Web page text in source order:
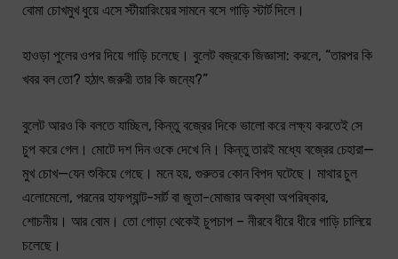
বোমা চোখমুখ ধুয়ে এসে স্টীয়ারিংয়ের সামনে বসে গাড়ি স্টার্ট দিলে।
হাওড়া পুলের ওপর দিয়ে গাড়ি চলেছে। বুলেট বজ্রকে জিজ্ঞাসা: করলে, “তারপর কি
খবর বল তো? হঠাৎ জরুরী তার কি জন্যে?”
বুলেট আরও কি বলতে যাচ্ছিল, কিন্তু বজ্রের দিকে ভালো করে লক্ষ্য করতেই সে
চুপ করে গেল। মোটে দশ দিন ওকে দেখে নি। কিন্তু তারই মধ্যে বজ্রের চেহারা—
মুখ চোখ—যেন শুকিয়ে গেছে। মনে হয়, গুরুতর কোন বিপদ ঘটেছে। মাথার চুল
এলোমেলো, পরনের হাফপ্যান্ট-সার্ট বা জুতা-মোজার অবস্থা অপরিষ্কার,
শোচনীয়। আর বোম। তো গোড়া থেকেই চুপচাপ – নীরবে ধীরে ধীরে গাড়ি চালিয়ে
চলেছে।